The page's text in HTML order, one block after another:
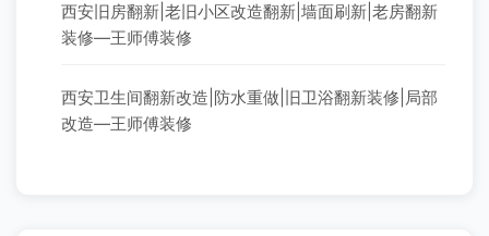
西安旧房翻新|老旧小区改造翻新|墙面刷新|老房翻新
装修—王师傅装修
西安卫生间翻新改造|防水重做|旧卫浴翻新装修|局部
改造—王师傅装修